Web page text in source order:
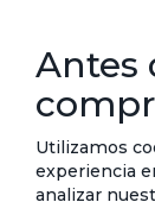
Conoce toda la
eventos y
Subscríbete a
Antes
Utilizamos
experiencia
analizar